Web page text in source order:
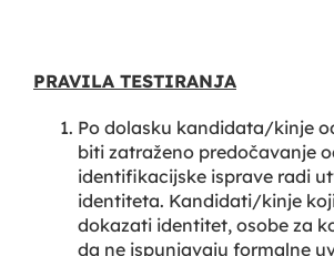
PRAVILA TESTIRANJA
Po dolasku kandidata/kinje
biti zatraženo predočavanje
identifikacijske isprave radi
identiteta. Kandidati/kinje
dokazati identitet, osobe za
da ne ispunjavaju formalne